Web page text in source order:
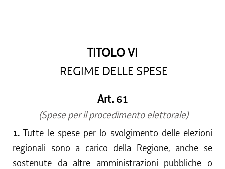
TITOLO VI
REGIME DELLE SPESE
Art. 61
(Spese per il procedimento elettorale)
1.Tutte le spese per lo svolgimento delle elezioni
regionali sono a carico della Regione, anche se
sostenute da altre amministrazioni pubbliche o